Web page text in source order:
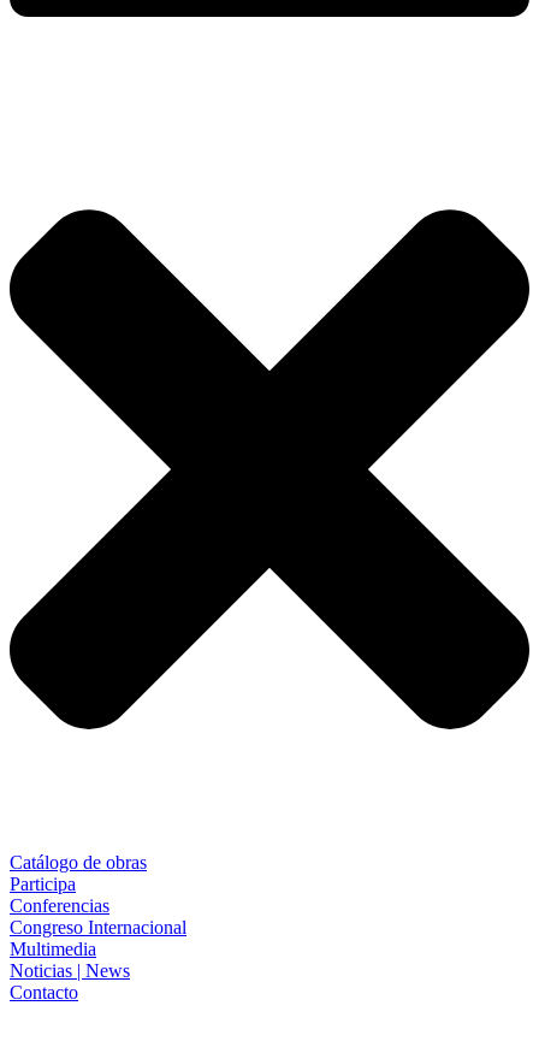
Catálogo de obras
Participa
Conferencias
Congreso Internacional
Multimedia
Noticias | News
Contacto